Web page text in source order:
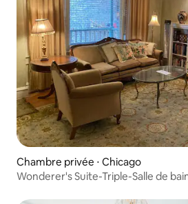
Chambre privée ⋅ Chicago
Wonderer's Suite-Triple-Salle de